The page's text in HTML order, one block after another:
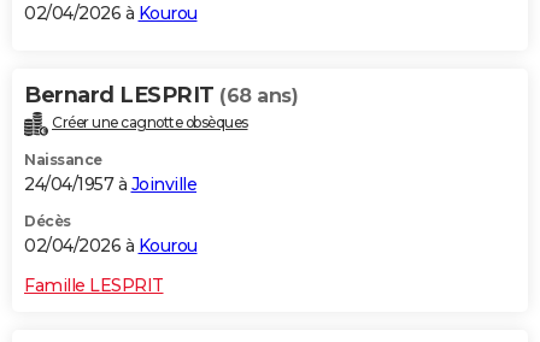
02/04/2026 à Kourou
Bernard LESPRIT (68 ans)
Créer une cagnotte obsèques
Naissance
24/04/1957 à Joinville
Décès
02/04/2026 à Kourou
Famille LESPRIT